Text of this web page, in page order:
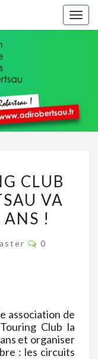
CLUB
VA
ANS !
0
association de
Club la
et organiser
: les circuits